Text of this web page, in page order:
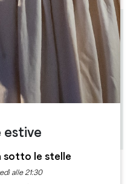
agosto): da lunedì a
18.30 Alta stagione (aprile,
ottobre): da martedì a
18.00 Bassa stagione (da
martedì a sabato, dalle 9.30
alle 17.30
sans réservation -
estive
sotto le stelle
alle 21:30